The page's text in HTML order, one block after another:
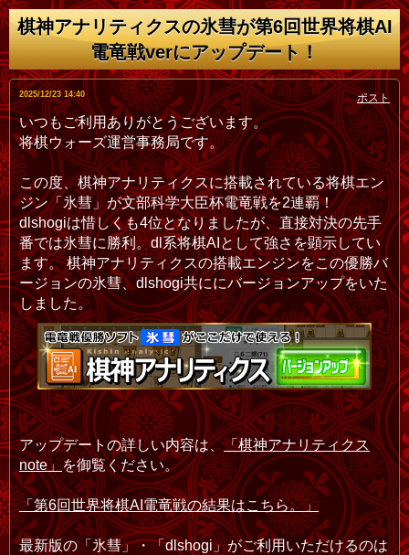
棋神アナリティクスの氷彗が第6回世界将棋AI
電竜戦verにアップデート！
ポスト
2025/12/23 14:40
いつもご利用ありがとうございます。
将棋ウォーズ運営事務局です。
この度、棋神アナリティクスに搭載されている将棋エン
ジン「氷彗」が文部科学大臣杯電竜戦を2連覇！
dlshogiは惜しくも4位となりましたが、直接対決の先手
番では氷彗に勝利。dl系将棋AIとして強さを顕示してい
ます。 棋神アナリティクスの搭載エンジンをこの優勝バ
ージョンの氷彗、dlshogi共ににバージョンアップをいた
しました。
アップデートの詳しい内容は、「棋神アナリティクス
note」を御覧ください。
「第6回世界将棋AI電竜戦の結果はこちら。」
最新版の「氷彗」・「dlshogi」がご利用いただけるのは